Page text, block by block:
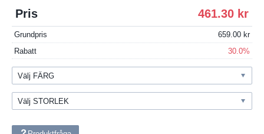
Pris 461.30
Grundpris
659.00
Rabatt
30.0%